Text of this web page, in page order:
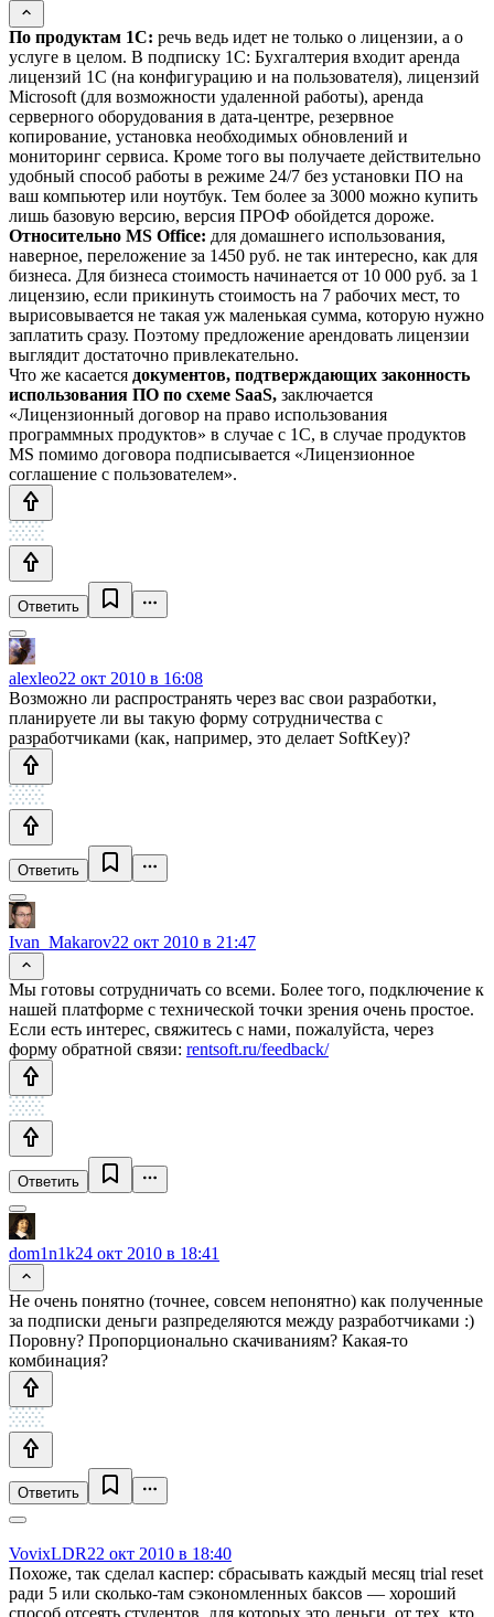
По продуктам 1С: речь ведь идет не только о лицензии, а о
услуге в целом. В подписку 1С: Бухгалтерия входит аренда
лицензий 1С (на конфигурацию и на пользователя), лицензий
Microsoft (для возможности удаленной работы), аренда
серверного оборудования в дата-центре, резервное
копирование, установка необходимых обновлений и
мониторинг сервиса. Кроме того вы получаете действительно
удобный способ работы в режиме 24/7 без установки ПО на
ваш компьютер или ноутбук. Тем более за 3000 можно купить
лишь базовую версию, версия ПРОФ обойдется дороже.
Относительно MS Office: для домашнего использования,
наверное, переложение за 1450 руб. не так интересно, как для
бизнеса. Для бизнеса стоимость начинается от 10 000 руб. за 1
лицензию, если прикинуть стоимость на 7 рабочих мест, то
вырисовывается не такая уж маленькая сумма, которую нужно
заплатить сразу. Поэтому предложение арендовать лицензии
выглядит достаточно привлекательно.
Что же касается документов, подтверждающих законность
использования ПО по схеме SaaS, заключается
«Лицензионный договор на право использования
программных продуктов» в случае с 1С, в случае продуктов
MS помимо договора подписывается «Лицензионное
соглашение с пользователем».
Ответить
alexleo22 окт 2010 в 16:08
Возможно ли распространять через вас свои разработки,
планируете ли вы такую форму сотрудничества с
разработчиками (как, например, это делает SoftKey)?
Ответить
Ivan_Makarov22 окт 2010 в 21:47
Мы готовы сотрудничать со всеми. Более того, подключение к
нашей платформе с технической точки зрения очень простое.
Если есть интерес, свяжитесь с нами, пожалуйста, через
форму обратной связи: rentsoft.ru/feedback/
Ответить
dom1n1k24 окт 2010 в 18:41
Не очень понятно (точнее, совсем непонятно) как полученные
за подписки деньги разпределяются между разработчиками :)
Поровну? Пропорционально скачиваниям? Какая-то
комбинация?
Ответить
VovixLDR22 окт 2010 в 18:40
Похоже, так сделал каспер: сбрасывать каждый месяц trial reset
ради 5 или сколько-там сэкономленных баксов — хороший
способ отсеять студентов, для которых это деньги, от тех, кто